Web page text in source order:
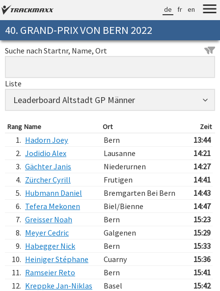
de fr en
40. GRAND-PRIX VON BERN 2022
Suche nach Startnr, Name, Ort
Liste
Rang Name Ort Zeit
1. Hadorn Joey Bern
13:44
2. Jodidio Alex Lausanne
14:21
3. Gächter Janis Niederurnen
14:27
4. Zürcher Cyrill Frutigen
14:41
5. Hubmann Daniel Bremgarten Bei Bern
14:43
6. Tefera Mekonen Biel/Bienne
14:47
7. Greisser Noah Bern
15:23
8. Meyer Cedric Galgenen
15:29
9. Habegger Nick Bern
15:33
10. Heiniger Stéphane Cuarny
15:36
11. Ramseier Reto Bern
15:41
12. Kreppke Jan-Niklas Basel
15:42